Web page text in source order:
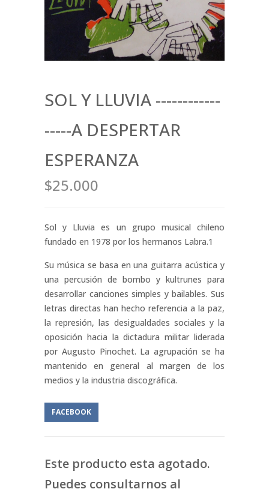
SOL Y LLUVIA ------------
-----A DESPERTAR
ESPERANZA
$25.000
Sol y Lluvia es un grupo musical chileno
fundado en 1978 por los hermanos Labra.1​
Su música se basa en una guitarra acústica y
una percusión de bombo y kultrunes para
desarrollar canciones simples y bailables. Sus
letras directas han hecho referencia a la paz,
la represión, las desigualdades sociales y la
oposición hacia la dictadura militar liderada
por Augusto Pinochet. La agrupación se ha
mantenido en general al margen de los
medios y la industria discográfica.
FACEBOOK
Este producto esta agotado.
Puedes consultarnos al